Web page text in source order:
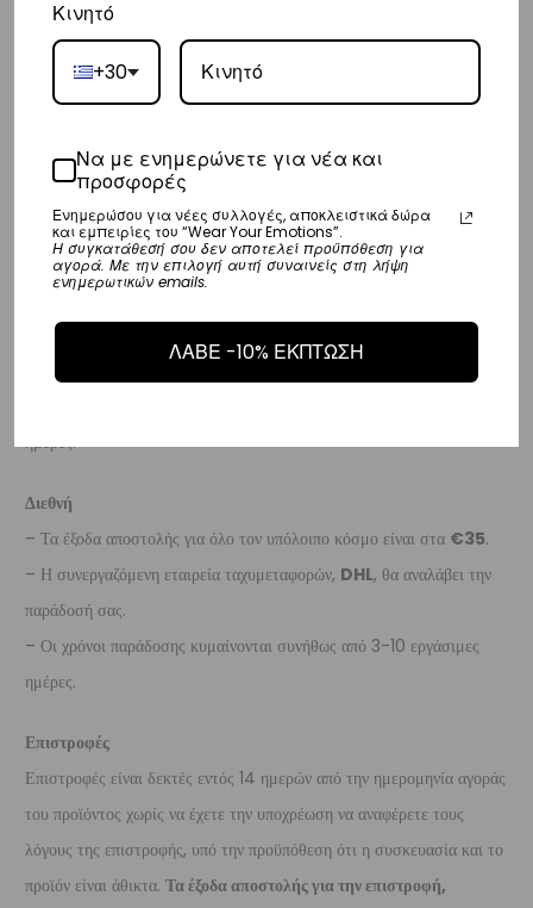
Κύπρος
– Τα έξοδα αποστολής για Κύπρο είναι στα
– Η συνεργαζόμενη εταιρεία ταχυμεταφορών,
, θα αναλάβει
– Οι χρόνοι παράδοσης κυμαίνονται συνήθως από 2-7 εργάσιμες
Ευρώπη
– Η συνεργαζόμενη εταιρεία ταχυμεταφορών,
, θα αναλάβει την
παράδοσή σας.
ημέρες.
Διεθνή
– Τα έξοδα αποστολής για όλο τον υπόλοιπο κόσμο είναι στα €35.
– Η συνεργαζόμενη εταιρεία ταχυμεταφορών, DHL, θα αναλάβει την
παράδοσή σας.
– Οι χρόνοι παράδοσης κυμαίνονται συνήθως από 3-10 εργάσιμες
ημέρες.
Επιστροφές
Επιστροφές είναι δεκτές εντός 14 ημερών από την ημερομηνία αγοράς
του προϊόντος χωρίς να έχετε την υποχρέωση να αναφέρετε τους
λόγους της επιστροφής, υπό την προϋπόθεση ότι η συσκευασία και το
προϊόν είναι άθικτα. Τα έξοδα αποστολής για την επιστροφή,
Κινητό
+30
Να με ενημερώνετε για νέα και
προσφορές
Ενημερώσου για νέες συλλογές, αποκλειστικά δώρα
και εμπειρίες του “Wear Your Emotions”.
Η συγκατάθεσή σου δεν αποτελεί προϋπόθεση για
αγορά. Με την επιλογή αυτή συναινείς στη λήψη
ενημερωτικών emails.
ΛΑΒΕ -10% ΕΚΠΤΩΣΗ